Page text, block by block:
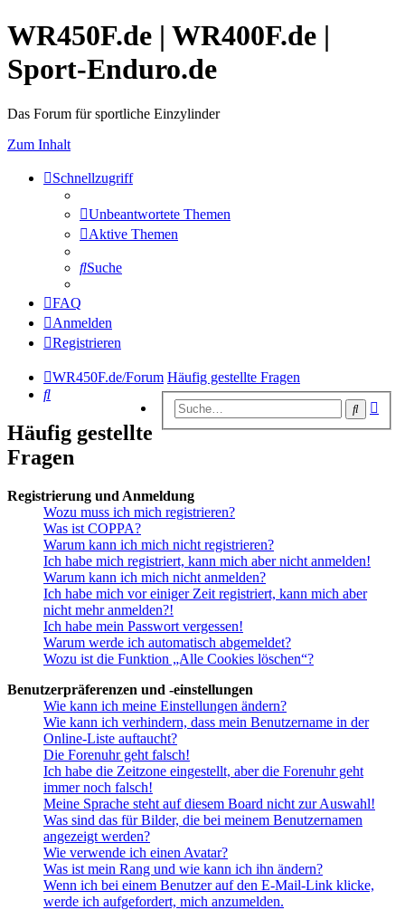
WR450F.de | WR400F.de |
Sport-Enduro.de
Das Forum für sportliche Einzylinder
Zum Inhalt
Schnellzugriff
Unbeantwortete Themen
Aktive Themen
Suche
FAQ
Anmelden
Registrieren
WR450F.de/Forum Häufig gestellte Fragen
Suche
Suche
Häufig gestellte
Fragen
Registrierung und Anmeldung
Wozu muss ich mich registrieren?
Was ist COPPA?
Warum kann ich mich nicht registrieren?
Ich habe mich registriert, kann mich aber nicht anmelden!
Warum kann ich mich nicht anmelden?
Ich habe mich vor einiger Zeit registriert, kann mich aber
nicht mehr anmelden?!
Ich habe mein Passwort vergessen!
Warum werde ich automatisch abgemeldet?
Wozu ist die Funktion „Alle Cookies löschen“?
Benutzerpräferenzen und -einstellungen
Wie kann ich meine Einstellungen ändern?
Wie kann ich verhindern, dass mein Benutzername in der
Online-Liste auftaucht?
Die Forenuhr geht falsch!
Ich habe die Zeitzone eingestellt, aber die Forenuhr geht
immer noch falsch!
Meine Sprache steht auf diesem Board nicht zur Auswahl!
Was sind das für Bilder, die bei meinem Benutzernamen
angezeigt werden?
Wie verwende ich einen Avatar?
Was ist mein Rang und wie kann ich ihn ändern?
Wenn ich bei einem Benutzer auf den E-Mail-Link klicke,
werde ich aufgefordert, mich anzumelden.